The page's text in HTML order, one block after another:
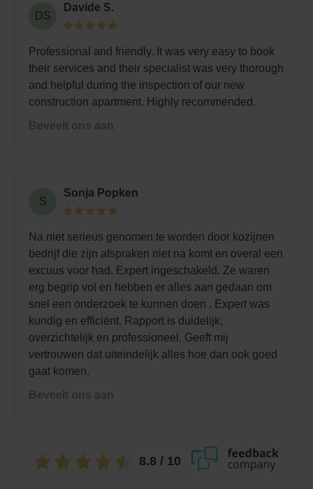
DS
Davide S.
Professional and friendly. It was very easy to book
their services and their specialist was very thorough
and helpful during the inspection of our new
construction apartment. Highly recommended.
Beveelt ons aan
S
Sonja Popken
Na niet serieus genomen te worden door kozijnen
bedrijf die zijn afspraken niet na komt en overal een
excuus voor had. Expert ingeschakeld. Ze waren
erg begrip vol en hebben er alles aan gedaan om
snel een onderzoek te kunnen doen . Expert was
kundig en efficiënt. Rapport is duidelijk,
overzichtelijk en professioneel. Geeft mij
vertrouwen dat uiteindelijk alles hoe dan ook goed
gaat komen.
Beveelt ons aan
8.8 / 10